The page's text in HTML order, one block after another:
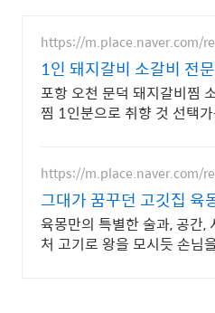
https://m.place.naver.com/
65/
1인 돼지갈비 소갈비 전
포항 오천 문덕 돼지갈비찜
찜 1인분으로 취향 것 선택
https://m.place.naver.com/
그대가 꿈꾸던 고깃집 육
육몽만의 특별한 술과, 공간,
처 고기로 왕을 모시듯 손님